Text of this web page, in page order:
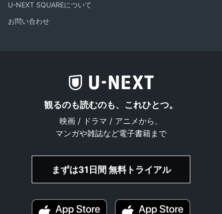
U-NEXT SQUAREについて
お問い合わせ
観るのも読むのも、これひとつ。
映画 / ドラマ / アニメから、
マンガや雑誌など電子書籍まで
まずは31日間 無料トライアル